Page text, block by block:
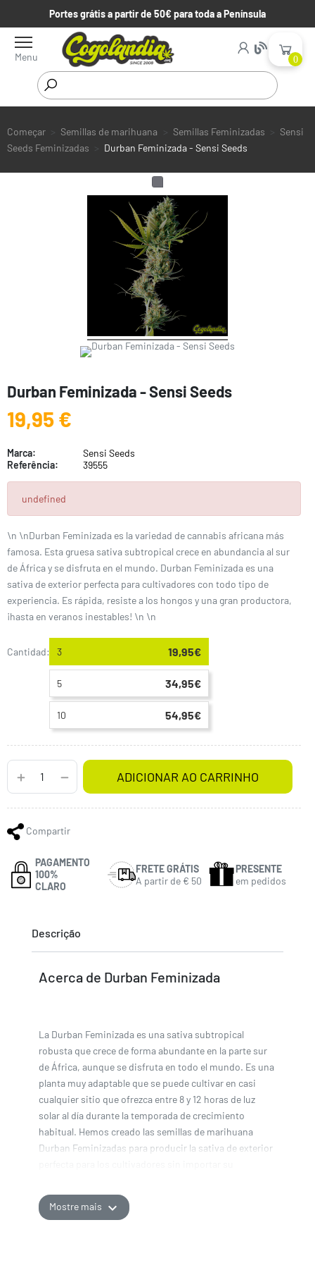
Portes grátis a partir de 50€ para toda a Península
Menu 0
Começar Semillas de marihuana Semillas Feminizadas
Sensi
Seeds Feminizadas
Durban Feminizada - Sensi Seeds
Durban Feminizada - Sensi Seeds
19,95 €
Marca:
Sensi Seeds
Referência:
39555
undefined
\n \nDurban Feminizada es la variedad de cannabis africana más
famosa. Esta gruesa sativa subtropical crece en abundancia al sur
de África y se disfruta en el mundo. Durban Feminizada es una
sativa de exterior perfecta para cultivadores con todo tipo de
experiencia. Es rápida, resiste a los hongos y una gran productora,
¡hasta en veranos inestables! \n \n
Cantidad: 3 19,95€
5 34,95€
10 54,95€
ADICIONAR AO CARRINHO
Compartir
PAGAMENTO
100%
CLARO
FRETE GRÁTIS
A partir de € 50
PRESENTE
em pedidos
Descrição
Acerca de Durban Feminizada
La Durban Feminizada es una sativa subtropical
robusta que crece de forma abundante en la parte sur
de África, aunque se disfruta en todo el mundo. Es una
planta muy adaptable que se puede cultivar en casi
cualquier sitio que ofrezca entre 8 y 12 horas de luz
solar al día durante la temporada de crecimiento
habitual. Hemos creado las semillas de marihuana
Durban Feminizadas para producir la sativa de exterior
rendimientos estupendos, ¡incluso en veranos poco
favorables!
Mostre mais expand_more